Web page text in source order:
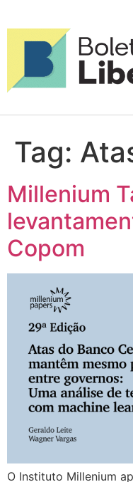
Tag:
Millenium
Copom
O Instituto Millenium